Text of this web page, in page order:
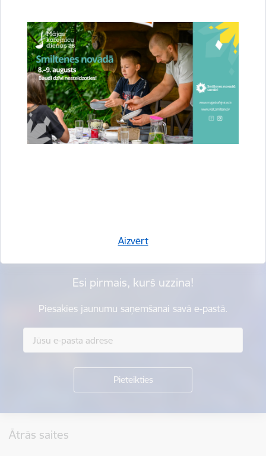
Aizvērt
Esi pirmais, kurš uzzina!
Piesakies jaunumu saņemšanai savā e-pastā.
Ātrās saites